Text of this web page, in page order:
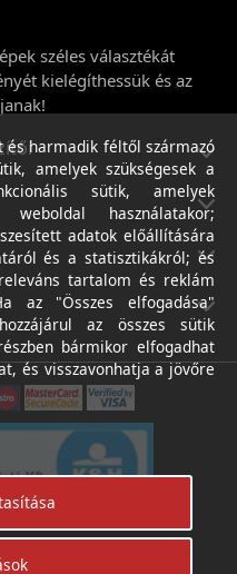
széles választékát
kielégíthessük és az
harmadik féltől származó
amelyek szükségesek a
sütik, amelyek
használatakor;
adatok előállítására
és a statisztikákról; és
tartalom és reklám
az "Összes elfogadása"
az összes sütik
bármikor elfogadhat
és visszavonhatja a jövőre